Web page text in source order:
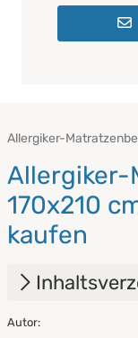
Allergiker-
Allergiker-
170x210
kaufen
1.
Autor: